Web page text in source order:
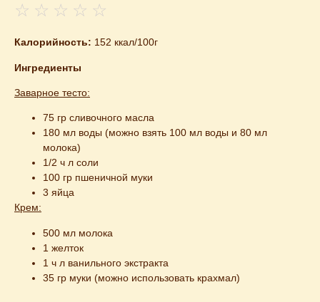
☆ ☆ ☆ ☆ ☆
Калорийность: 152 ккал/100г
Ингредиенты
Заварное тесто:
75 гр сливочного масла
180 мл воды (можно взять 100 мл воды и 80 мл
молока)
1/2 ч л соли
100 гр пшеничной муки
3 яйца
Крем:
500 мл молока
1 желток
1 ч л ванильного экстракта
35 гр муки (можно использовать крахмал)